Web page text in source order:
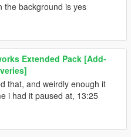
the background is yes
Extended Pack [Add-
that, and weirdly enough it
i had it paused at, 13:25